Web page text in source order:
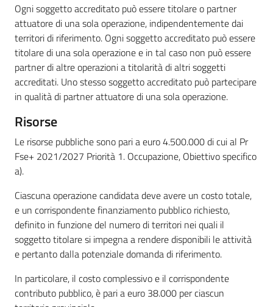
Ogni soggetto accreditato può essere titolare o partner
attuatore di una sola operazione, indipendentemente dai
territori di riferimento. Ogni soggetto accreditato può essere
titolare di una sola operazione e in tal caso non può essere
partner di altre operazioni a titolarità di altri soggetti
accreditati. Uno stesso soggetto accreditato può partecipare
in qualità di partner attuatore di una sola operazione.
Risorse
Le risorse pubbliche sono pari a euro 4.500.000 di cui al Pr
Fse+ 2021/2027 Priorità 1. Occupazione, Obiettivo specifico
a).
Ciascuna operazione candidata deve avere un costo totale,
e un corrispondente finanziamento pubblico richiesto,
definito in funzione del numero di territori nei quali il
soggetto titolare si impegna a rendere disponibili le attività
e pertanto dalla potenziale domanda di riferimento.
In particolare, il costo complessivo e il corrispondente
contributo pubblico, è pari a euro 38.000 per ciascun